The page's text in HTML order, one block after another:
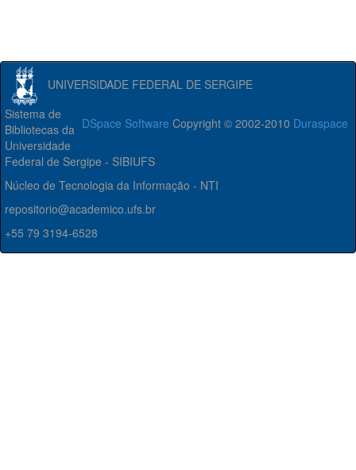
UNIVERSIDADE FEDERAL DE SERGIPE
DSpace Software Copyright © 2002-2010 Duraspace
Sistema de
Bibliotecas da
Universidade
Federal de Sergipe - SIBIUFS
Núcleo de Tecnologia da Informação - NTI
repositorio@academico.ufs.br
+55 79 3194-6528